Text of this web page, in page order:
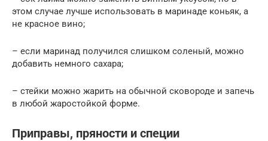
этом случае лучше использовать в маринаде коньяк, а
не красное вино;
– если маринад получился слишком соленый, можно
добавить немного сахара;
– стейки можно жарить на обычной сковороде и запечь
в любой жаростойкой форме.
Приправы, пряности и специи